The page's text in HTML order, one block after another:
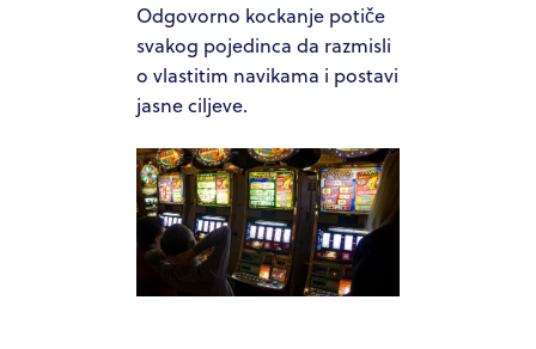
Odgovorno kockanje potiče
svakog pojedinca da razmisli
o vlastitim navikama i postavi
jasne ciljeve.